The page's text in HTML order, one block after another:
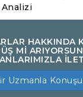
Analizi
HAKKINDA
Mİ
Uzmanla